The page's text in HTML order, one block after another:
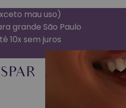
mau uso)
grande São Paulo
10x sem juros